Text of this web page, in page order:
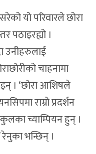
यो परिवारले छोरा
पठाइरह्यो ।
उनीहरुलाई
चाहनामा
। ‘छोरा आशिषले
राम्रो प्रदर्शन
च्याम्पियन हुन् ।
भन्छिन् ।